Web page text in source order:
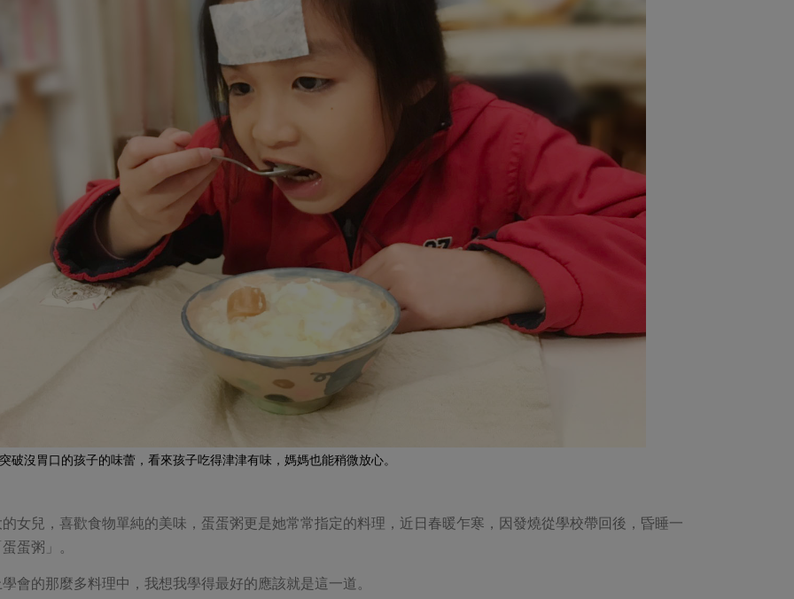
破沒胃口的孩子的味蕾，看來孩子吃得津津有味，媽媽也能稍微放心。
女兒，喜歡食物單純的美味，蛋蛋粥更是她常常指定的料理，近日春暖乍寒，因發燒從學校帶回後，昏睡一
蛋粥」。
會的那麼多料理中，我想我學得最好的應該就是這一道。